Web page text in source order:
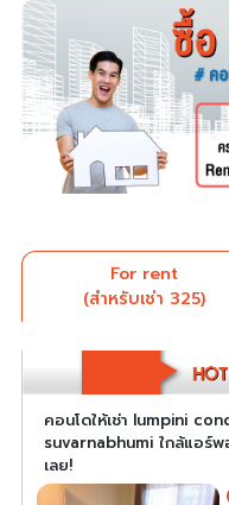
For rent
(สำหรับเช่า 325)
คอนโดให้เช่า lumpini
suvarnabhumi ใกล้แอร์
เลย!